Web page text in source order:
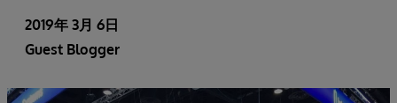
2019年 3月 6日
Guest Blogger